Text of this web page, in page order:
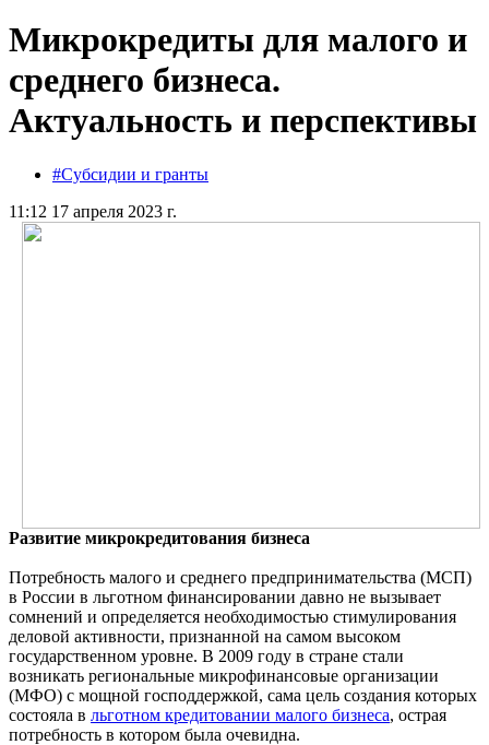
Микрокредиты для малого и
среднего бизнеса.
Актуальность и перспективы
#Субсидии и гранты
11:12 17 апреля 2023 г.
Развитие микрокредитования бизнеса
Потребность малого и среднего предпринимательства (МСП)
в России в льготном финансировании давно не вызывает
сомнений и определяется необходимостью стимулирования
деловой активности, признанной на самом высоком
государственном уровне. В 2009 году в стране стали
возникать региональные микрофинансовые организации
(МФО) с мощной господдержкой, сама цель создания которых
состояла в льготном кредитовании малого бизнеса, острая
потребность в котором была очевидна.